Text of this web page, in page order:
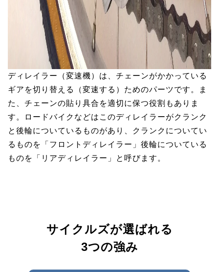
ディレイラー（変速機）は、チェーンがかかっている
ギアを切り替える（変速する）ためのパーツです。ま
た、チェーンの貼り具合を適切に保つ役割もありま
す。ロードバイクなどはこのディレイラーがクランク
と後輪についているものがあり、クランクについてい
るものを「フロントディレイラー」後輪についている
ものを「リアディレイラー」と呼びます。
サイクルズが選ばれる
3つの強み